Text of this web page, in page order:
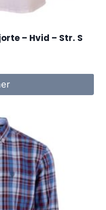
– Hvid – Str. S